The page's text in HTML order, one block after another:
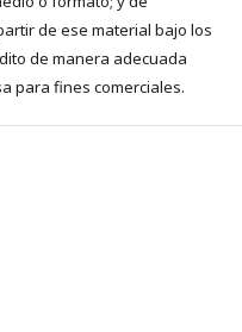
de ese material bajo los
de manera adecuada
para fines comerciales.